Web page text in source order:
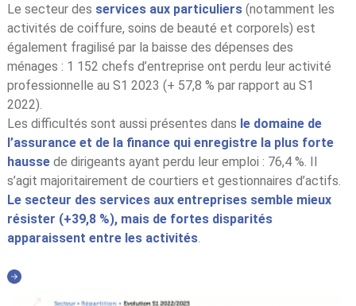
Le secteur des services aux particuliers(notamment les
activités de coiffure, soins de beauté et corporels) est
également fragilisé par la baisse des dépenses des
ménages : 1 152 chefs d’entreprise ont perdu leur activité
professionnelle au S1 2023 (+ 57,8 % par rapport au S1
2022).
Les difficultés sont aussi présentes dans le domaine de
l’assurance et de la finance qui enregistre la plus forte
hausse de dirigeants ayant perdu leur emploi : 76,4 %. Il
s’agit majoritairement de courtiers et gestionnaires d’actifs.
Le secteur des services aux entreprises semble mieux
résister (+39,8 %), mais de fortes disparités
apparaissent entre les activités.